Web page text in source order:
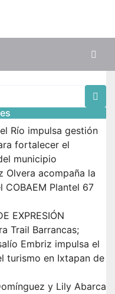
Río impulsa gestión
fortalecer el
municipio
Olvera acompaña la
COBAEM Plantel 67
EXPRESIÓN
Trail Barrancas;
Embriz impulsa el
turismo en Ixtapan de
y Lily Abarca